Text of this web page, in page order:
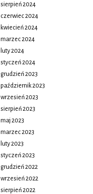
sierpień 2024
czerwiec 2024
kwiecień 2024
marzec 2024
luty 2024
styczeń 2024
grudzień 2023
październik 2023
wrzesień 2023
sierpień 2023
maj 2023
marzec 2023
luty 2023
styczeń 2023
grudzień 2022
wrzesień 2022
sierpień 2022